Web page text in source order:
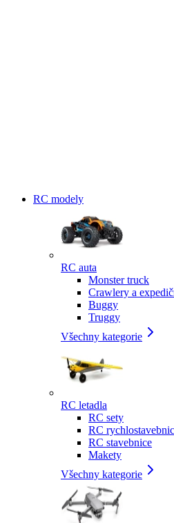
RC modely
RC auta
Monster truck
Crawlery a
Buggy
Truggy
Všechny kategorie
RC letadla
RC sety
RC
RC stavebnice
Makety
Všechny kategorie